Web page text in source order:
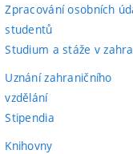
Zpracování osobních
studentů
Studium a stáže v
Uznání zahraničního
vzdělání
Stipendia
Knihovny(externí